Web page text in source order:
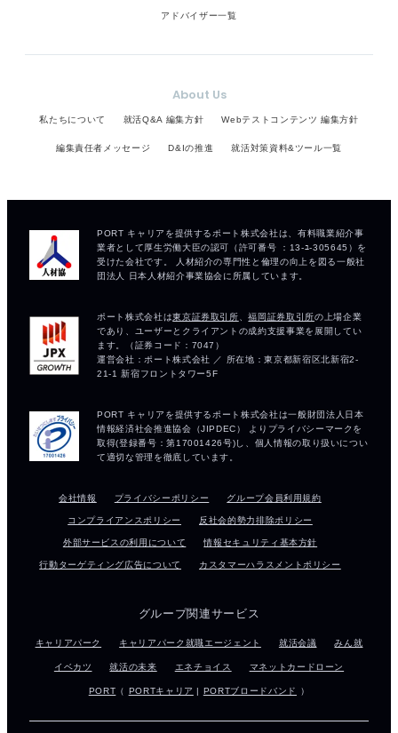
アドバイザー一覧
About Us
私たちについて 就活Q&A 編集方針 Webテストコンテンツ 編集方針
編集責任者メッセージ D&Iの推進 就活対策資料&ツール一覧
会社情報 プライバシーポリシー グループ会員利用規約
コンプライアンスポリシー 反社会的勢力排除ポリシー
外部サービスの利用について 情報セキュリティ基本方針
行動ターゲティング広告について カスタマーハラスメントポリシー